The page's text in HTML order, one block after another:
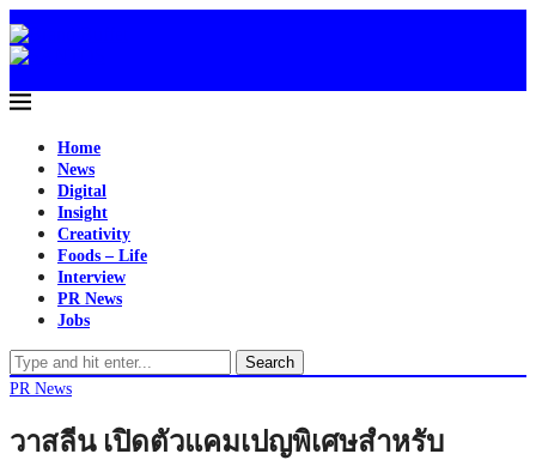
Home
News
Digital
Insight
Creativity
Foods – Life
Interview
PR News
Jobs
Search
PR News
วาสลีน เปิดตัวแคมเปญพิเศษสำหรับ